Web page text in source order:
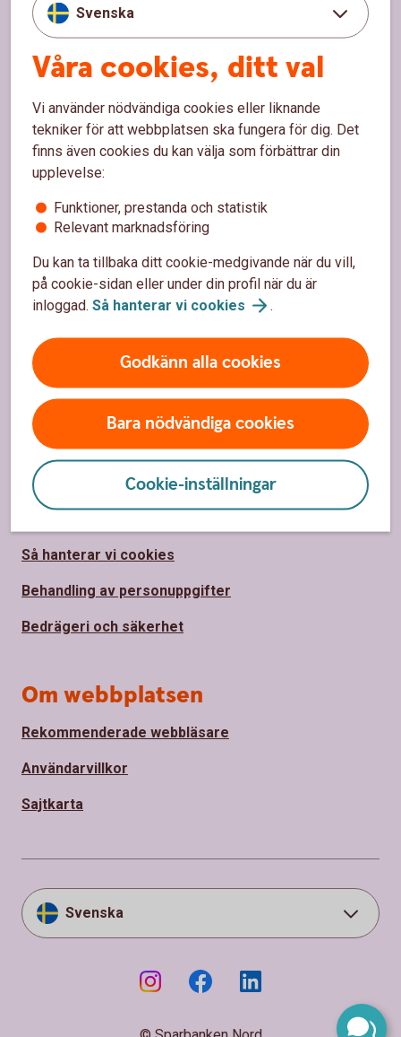
Svenska
Våra cookies, ditt val
Vi använder nödvändiga cookies eller liknande
tekniker för att webbplatsen ska fungera för dig. Det
finns även cookies du kan välja som förbättrar din
upplevelse:
Funktioner, prestanda och statistik
Relevant marknadsföring
Du kan ta tillbaka ditt cookie-medgivande när du vill,
på cookie-sidan eller under din profil när du är
inloggad. Så hanterar vi cookies .
Godkänn alla cookies
Bara nödvändiga cookies
Cookie-inställningar
Kundservice
Spärrhjälp
Bli kund
Priser, räntor och kurser
Om oss
Om Sparbanken Nord
Hållbarhet
Vårt samhällsengagemang
Press
Jobba hos oss
Säkerhet och integritet
Så hanterar vi cookies
Behandling av personuppgifter
Bedrägeri och säkerhet
Om webbplatsen
Rekommenderade webbläsare
Användarvillkor
Sajtkarta
Svenska